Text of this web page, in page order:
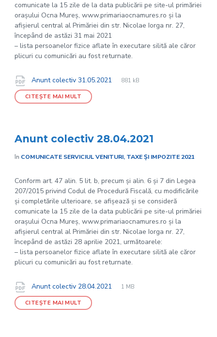
comunicate la 15 zile de la data publicării pe site-ul primăriei
orașului Ocna Mureș, www.primariaocnamures.ro și la
afișierul central al Primăriei din str. Nicolae Iorga nr. 27,
începând de astăzi 31 mai 2021
– lista persoanelor fizice aflate în executare silită ale căror
plicuri cu comunicări au fost returnate.
Documente
Anunt colectiv 31.05.2021
File
pdf
File
881 kB
CITEȘTE MAI MULT
Anunt colectiv 28.04.2021
în COMUNICATE SERVICIUL VENITURI, TAXE ȘI IMPOZITE 2021
Conform art. 47 alin. 5 lit. b, precum și alin. 6 și 7 din Legea
207/2015 privind Codul de Procedură Fiscală, cu modificările
și completările ulterioare, se afișează și se consideră
comunicate la 15 zile de la data publicării pe site-ul primăriei
orașului Ocna Mureș, www.primariaocnamures.ro și la
afișierul central al Primăriei din str. Nicolae Iorga nr. 27,
începând de astăzi 28 aprilie 2021, următoarele:
– lista persoanelor fizice aflate în executare silită ale căror
plicuri cu comunicări au fost returnate.
Documente
Anunt colectiv 28.04.2021
File
pdf
File
1 MB
CITEȘTE MAI MULT